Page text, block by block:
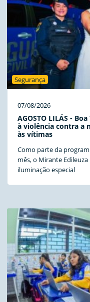
Segurança
07/08/2026
AGOSTO LILÁS -
à violência contra a
às vítimas
Como parte da
mês, o Mirante
iluminação especial